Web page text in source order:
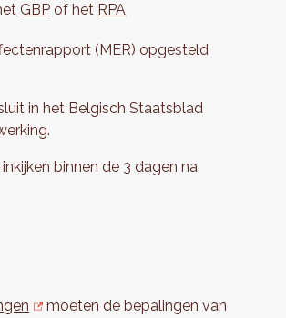
GBP of het RPA
(MER) opgesteld
in het Belgisch Staatsblad
binnen de 3 dagen na
moeten de bepalingen van